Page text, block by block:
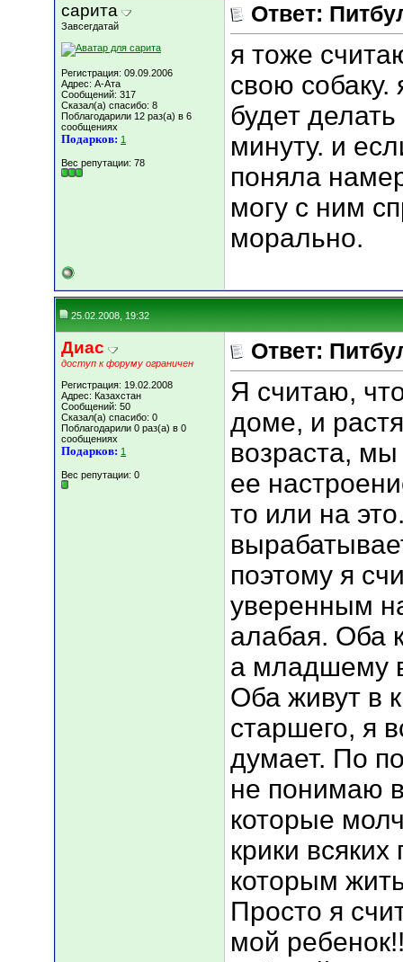
сарита
Завсегдатай
Регистрация: 09.09.2006
Адрес: А-Ата
Сообщений: 317
Сказал(а) спасибо: 8
Поблагодарили 12 раз(а) в 6
сообщениях
Подарков: 1
Вес репутации: 78
Ответ:
я тоже
свою собаку.
будет
минуту. и
поняла
могу с ним
морально.
25.02.2008, 19:32
Диас
доступ к форуму ограничен
Регистрация: 19.02.2008
Адрес: Казахстан
Сообщений: 50
Сказал(а) спасибо: 0
Поблагодарили 0 раз(а) в 0
сообщениях
Подарков: 1
Вес репутации: 0
Ответ:
Я считаю,
доме, и
возраста,
ее
то или на
поэтому я
уверенным
алабая. Оба
а младшему
Оба живут в
старшего, я
думает. По
не понимаю
которые
крики
которым
Просто я
мой